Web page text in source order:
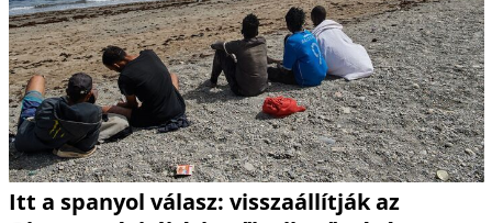
Itt a spanyol válasz: visszaállítják az